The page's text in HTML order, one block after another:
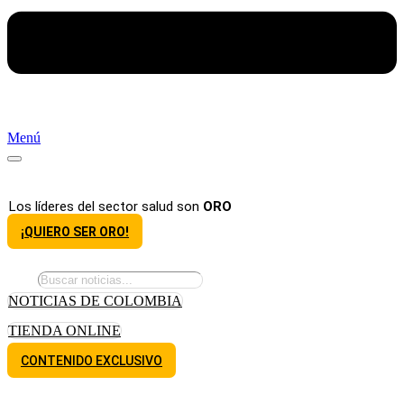
Menú
Los líderes del sector salud son ORO
¡QUIERO SER ORO!
NOTICIAS DE COLOMBIA
TIENDA ONLINE
CONTENIDO EXCLUSIVO